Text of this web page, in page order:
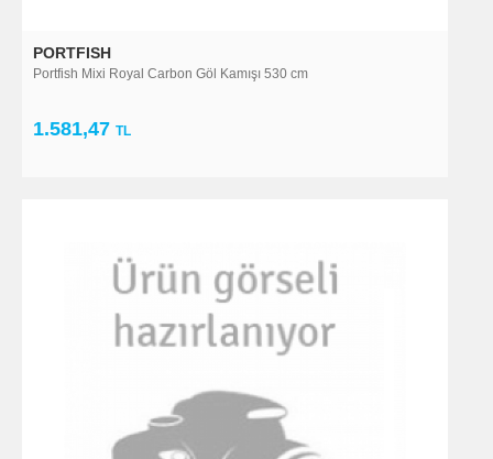
PORTFISH
Portfish Mixi Royal Carbon Göl Kamışı 530 cm
1.581,47 TL